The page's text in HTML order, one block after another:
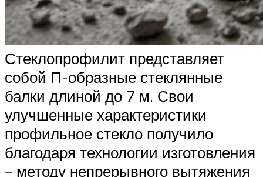
Стеклопрофилит представляет
собой П-образные стеклянные
балки длиной до 7 м. Свои
улучшенные характеристики
профильное стекло получило
благодаря технологии изготовления
– методу непрерывного вытяжения